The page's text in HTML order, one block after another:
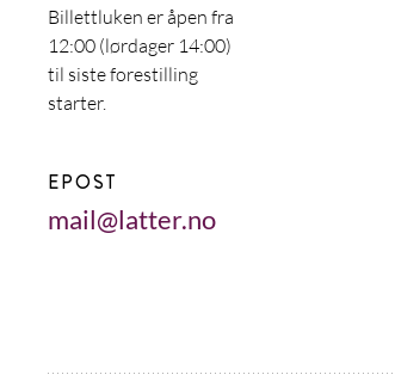
Billettluken er åpen fra
12:00 (lørdager 14:00)
til siste forestilling
starter.
EPOST
mail@latter.no